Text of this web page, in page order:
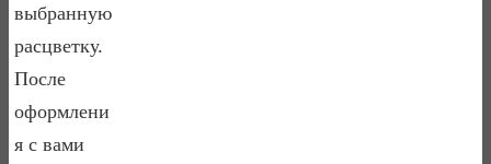
выбранную
расцветку.
После
оформлени
я с вами